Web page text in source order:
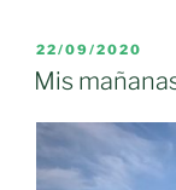
PUBLICADO
EL
22/09/2020
Mis